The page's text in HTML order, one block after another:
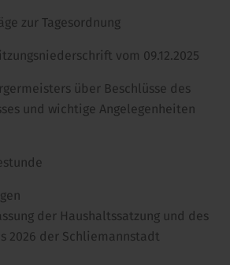
zur Tagesordnung
vom 09.12.2025
über Beschlüsse des
und wichtige Angelegenheiten
der Haushaltssatzung und des
2026 der Schliemannstadt